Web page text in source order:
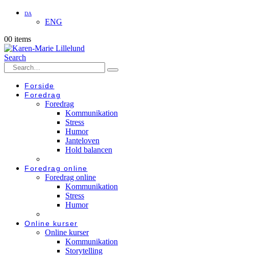
DA
ENG
00 items
Search
Forside
Foredrag
Foredrag
Kommunikation
Stress
Humor
Janteloven
Hold balancen
Foredrag online
Foredrag online
Kommunikation
Stress
Humor
Online kurser
Online kurser
Kommunikation
Storytelling